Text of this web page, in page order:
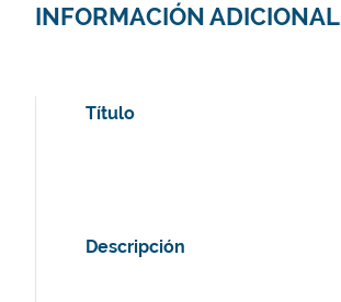
INFORMACIÓN ADICIONAL
Título
Descripción